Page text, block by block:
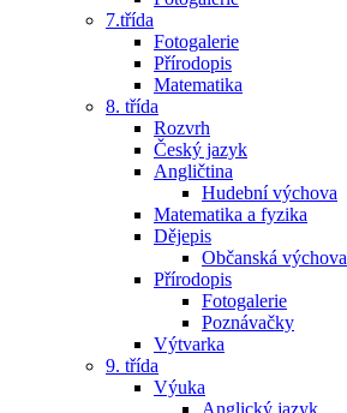
7.třída
Fotogalerie
Přírodopis
Matematika
8. třída
Rozvrh
Český jazyk
Angličtina
Hudební výchova
Matematika a fyzika
Dějepis
Občanská výchova
Přírodopis
Fotogalerie
Poznávačky
Výtvarka
9. třída
Výuka
Anglický jazyk